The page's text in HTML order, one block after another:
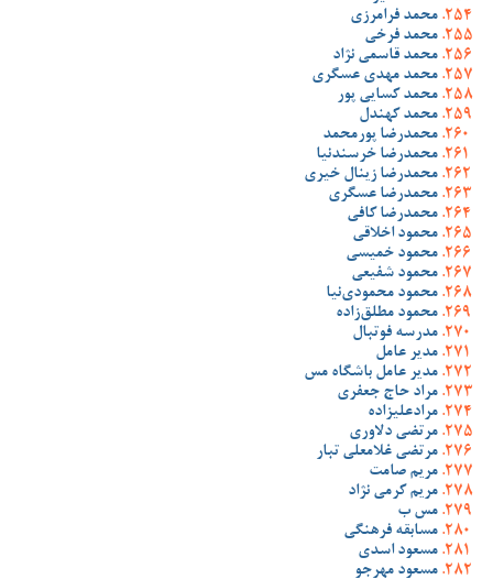
محمد فرامرزی
محمد فرخی
محمد قاسمی نژاد
محمد مهدی عسگری
محمد کسایی پور
محمد کهندل
محمدرضا پورمحمد
محمدرضا خرسندنیا
محمدرضا زینال خیری
محمدرضا عسگری
محمدرضا کافی
محمود اخلاقی
محمود خمیسی
محمود شفیعی
محمود محمودی‌نیا
محمود مطلق‌زاده
مدرسه فوتبال
مدیر عامل
مدیر عامل باشگاه مس
مراد حاج جعفری
مرادعلیزاده
مرتضی دلاوری
مرتضی غلامعلی تبار
مریم صامت
مریم کرمی نژاد
مس ب
مسابقه فرهنگی
مسعود اسدی
مسعود مهرجو